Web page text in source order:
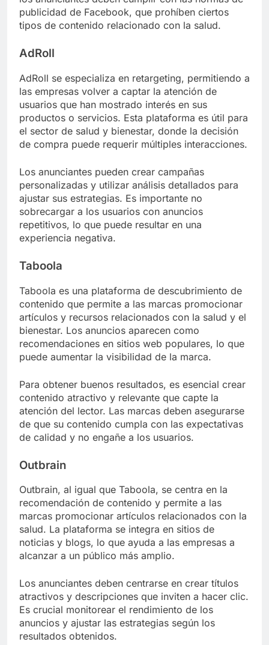
publicidad de Facebook, que prohíben ciertos
tipos de contenido relacionado con la salud.
AdRoll
AdRoll se especializa en retargeting, permitiendo a
las empresas volver a captar la atención de
usuarios que han mostrado interés en sus
productos o servicios. Esta plataforma es útil para
el sector de salud y bienestar, donde la decisión
de compra puede requerir múltiples interacciones.
Los anunciantes pueden crear campañas
personalizadas y utilizar análisis detallados para
ajustar sus estrategias. Es importante no
sobrecargar a los usuarios con anuncios
repetitivos, lo que puede resultar en una
experiencia negativa.
Taboola
Taboola es una plataforma de descubrimiento de
contenido que permite a las marcas promocionar
artículos y recursos relacionados con la salud y el
bienestar. Los anuncios aparecen como
recomendaciones en sitios web populares, lo que
puede aumentar la visibilidad de la marca.
Para obtener buenos resultados, es esencial crear
contenido atractivo y relevante que capte la
atención del lector. Las marcas deben asegurarse
de que su contenido cumpla con las expectativas
de calidad y no engañe a los usuarios.
Outbrain
Outbrain, al igual que Taboola, se centra en la
recomendación de contenido y permite a las
marcas promocionar artículos relacionados con la
salud. La plataforma se integra en sitios de
noticias y blogs, lo que ayuda a las empresas a
alcanzar a un público más amplio.
Los anunciantes deben centrarse en crear títulos
atractivos y descripciones que inviten a hacer clic.
Es crucial monitorear el rendimiento de los
anuncios y ajustar las estrategias según los
resultados obtenidos.